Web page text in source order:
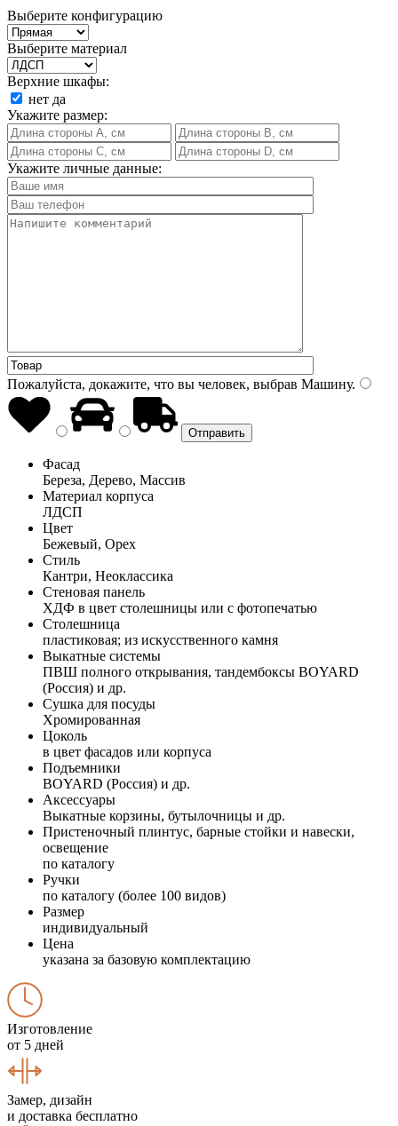
Выберите конфигурацию
Выберите материал
Верхние шкафы:
нет да
Укажите размер:
Укажите личные данные:
Пожалуйста, докажите, что вы человек, выбрав Машину.
Фасад
Береза, Дерево, Массив
Материал корпуса
ЛДСП
Цвет
Бежевый, Орех
Стиль
Кантри, Неоклассика
Стеновая панель
ХДФ в цвет столешницы или с фотопечатью
Столешница
пластиковая; из искусственного камня
Выкатные системы
ПВШ полного открывания, тандембоксы BOYARD
(Россия) и др.
Сушка для посуды
Хромированная
Цоколь
в цвет фасадов или корпуса
Подъемники
BOYARD (Россия) и др.
Аксессуары
Выкатные корзины, бутылочницы и др.
Пристеночный плинтус, барные стойки и навески,
освещение
по каталогу
Ручки
по каталогу (более 100 видов)
Размер
индивидуальный
Цена
указана за базовую комплектацию
Изготовление
от 5 дней
Замер, дизайн
и доставка бесплатно